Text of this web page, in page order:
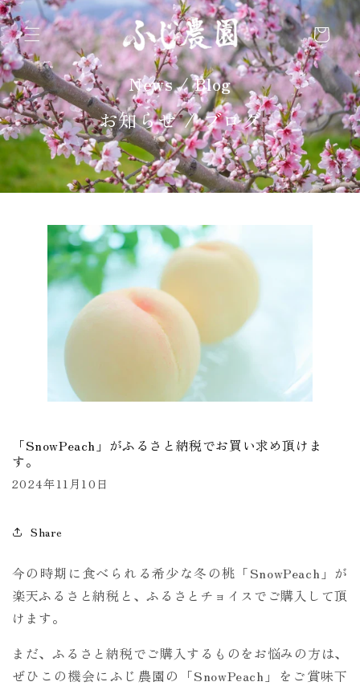
ンツに
進む
カ
ー
ト
News / Blog
お知らせ / ブログ
「SnowPeach」がふるさと納税でお買い求め頂けま
す。
2024年11月10日
Share
今の時期に食べられる希少な冬の桃「SnowPeach」が
楽天ふるさと納税 と、ふるさとチョイスでご購入して頂
けます。
まだ、ふるさと納税でご購入するものをお悩みの方は、
ぜひこの機会にふじ農園の「SnowPeach」をご賞味下